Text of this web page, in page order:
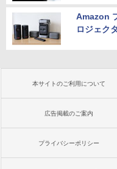
Amazon
ロジェク
本サイトのご利用について
広告掲載のご案内
プライバシーポリシー